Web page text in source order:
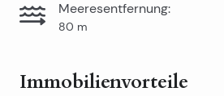
Meeresentfernung:
80 m
Immobilienvorteile